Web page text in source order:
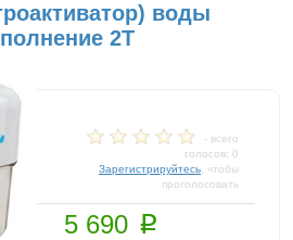
воды
2Т
- всего
голосов: 0
Зарегистрируйтесь , чтобы
проголосовать
5 690 p